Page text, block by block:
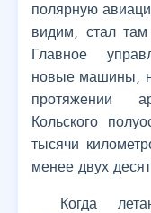
полярную
видим, стал
Главное
новые машины,
протяжении
Кольского
тысячи
менее двух
Когда